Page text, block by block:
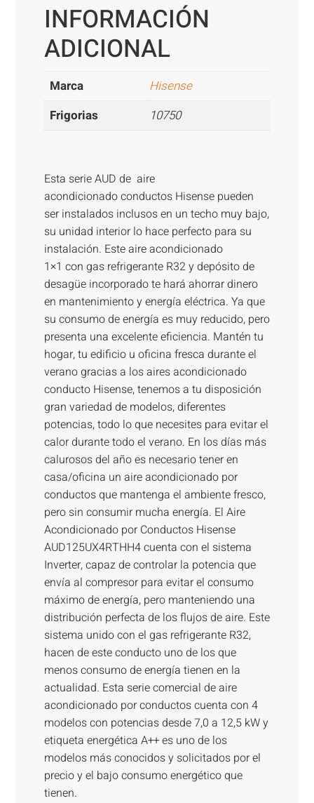
INFORMACIÓN
ADICIONAL
Marca
Hisense
Frigorias
10750
Esta serie AUD de aire
acondicionado conductos Hisense pueden
ser instalados inclusos en un techo muy bajo,
su unidad interior lo hace perfecto para su
instalación. Este aire acondicionado
1×1 con gas refrigerante R32 y depósito de
desagüe incorporado te hará ahorrar dinero
en mantenimiento y energía eléctrica. Ya que
su consumo de energía es muy reducido, pero
presenta una excelente eficiencia. Mantén tu
hogar, tu edificio u oficina fresca durante el
verano gracias a los aires acondicionado
conducto Hisense, tenemos a tu disposición
gran variedad de modelos, diferentes
potencias, todo lo que necesites para evitar el
calor durante todo el verano. En los días más
calurosos del año es necesario tener en
casa/oficina un aire acondicionado por
conductos que mantenga el ambiente fresco,
pero sin consumir mucha energía. El Aire
Acondicionado por Conductos Hisense
AUD125UX4RTHH4 cuenta con el sistema
Inverter, capaz de controlar la potencia que
envía al compresor para evitar el consumo
máximo de energía, pero manteniendo una
distribución perfecta de los flujos de aire. Este
sistema unido con el gas refrigerante R32,
hacen de este conducto uno de los que
menos consumo de energía tienen en la
actualidad. Esta serie comercial de aire
acondicionado por conductos cuenta con 4
modelos con potencias desde 7,0 a 12,5 kW y
etiqueta energética A++ es uno de los
modelos más conocidos y solicitados por el
precio y el bajo consumo energético que
tienen.